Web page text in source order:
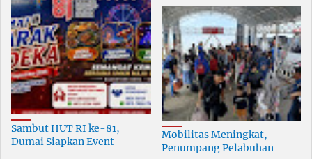
Sambut HUT RI ke-81,
Dumai Siapkan Event
Mobilitas Meningkat,
Penumpang Pelabuhan